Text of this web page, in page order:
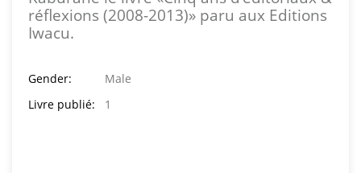
réflexions (2008-2013)» paru aux Editions
Iwacu.
Gender:
Male
Livre publié:
1